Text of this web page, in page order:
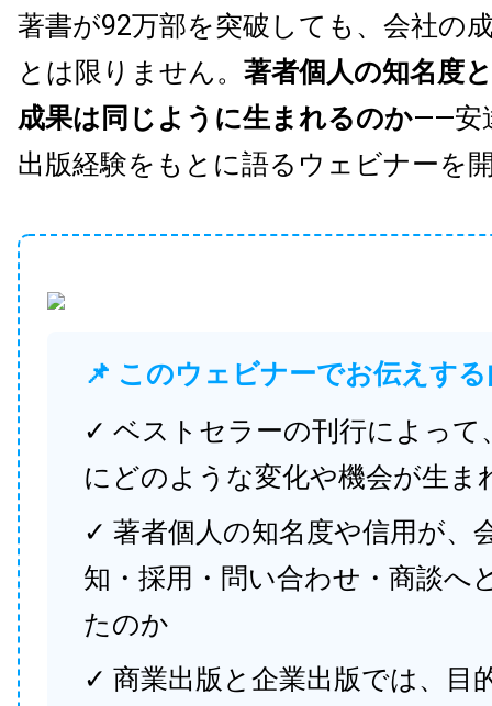
著書が92万部を突破しても、会社の
とは限りません。 著者個人の知名度
成果は同じように生まれるのか——安
出版経験をもとに語るウェビナーを
📌 このウェビナーでお伝えす
✓ ベストセラーの刊行によって
にどのような変化や機会が生ま
✓ 著者個人の知名度や信用が、
知・採用・問い合わせ・商談へ
たのか
✓ 商業出版と企業出版では、目